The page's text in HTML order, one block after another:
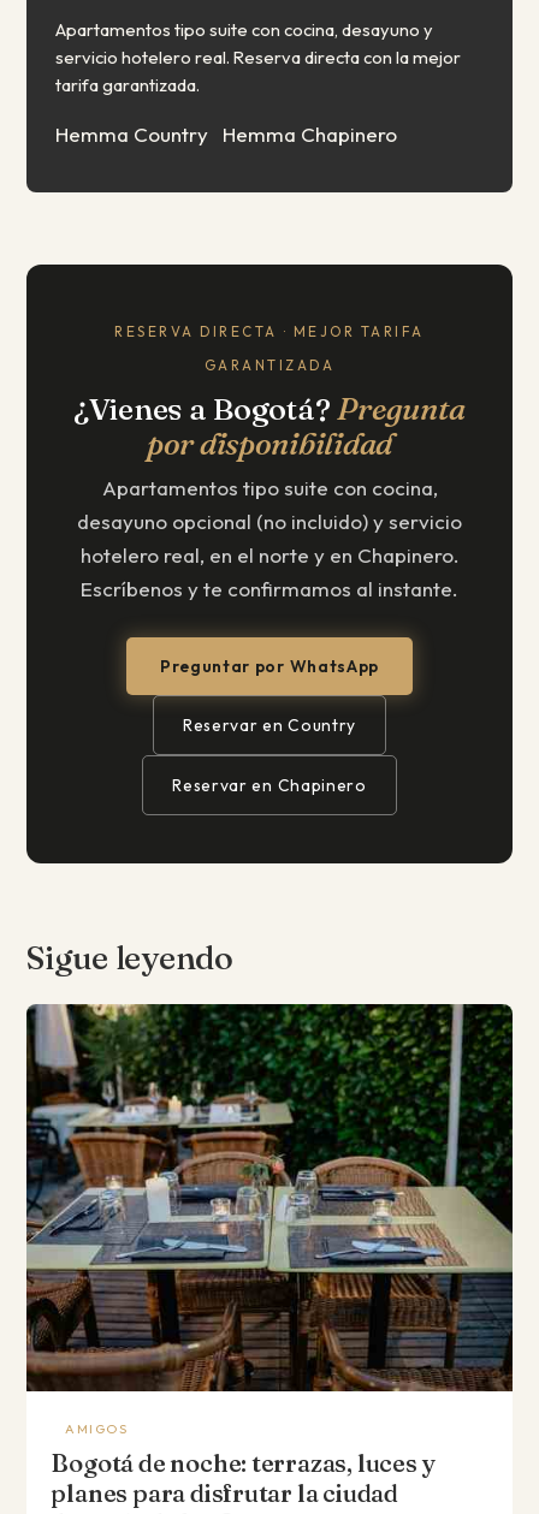
Apartamentos tipo suite con cocina, desayuno y
servicio hotelero real. Reserva directa con la mejor
tarifa garantizada.
Hemma Country Hemma Chapinero
RESERVA DIRECTA · MEJOR TARIFA
GARANTIZADA
¿Vienes a Bogotá?Pregunta
por disponibilidad
Apartamentos tipo suite con cocina,
desayuno opcional (no incluido) y servicio
hotelero real, en el norte y en Chapinero.
Escríbenos y te confirmamos al instante.
Preguntar por WhatsApp
Reservar en Country
Reservar en Chapinero
Sigue leyendo
AMIGOS
Bogotá de noche: terrazas, luces y
planes para disfrutar la ciudad